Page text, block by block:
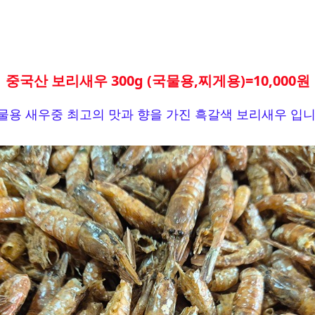
중국산 보리새우 300g (국물용,찌게용)=10,000원
용 새우중 최고의 맛과 향을 가진 흑갈색 보리새우 입